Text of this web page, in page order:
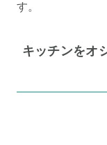
す。
キッチンをオ